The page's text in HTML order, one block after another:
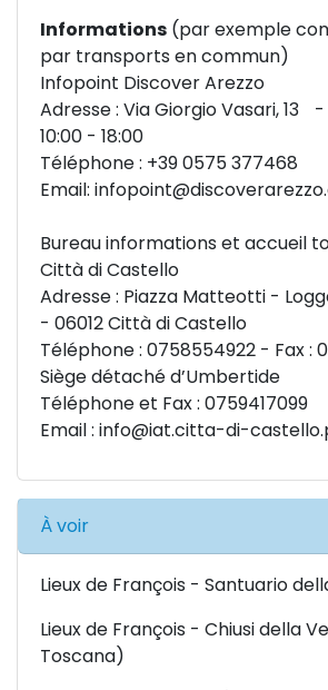
Informations (par exemple
par transports en commun)
Infopoint Discover Arezzo
Adresse : Via Giorgio Vasari, 13
10:00 - 18:00
Téléphone : +39 0575 377468
Email:
Bureau informations et accueil
Città di Castello
Adresse : Piazza Matteotti -
- 06012 Città di Castello
Téléphone : 0758554922 - Fax :
Siège détaché d’Umbertide
Téléphone et Fax : 0759417099
Email : info@iat.citta-di-
À voir
Lieux de François - Santuario
Lieux de François - Chiusi della
Toscana)